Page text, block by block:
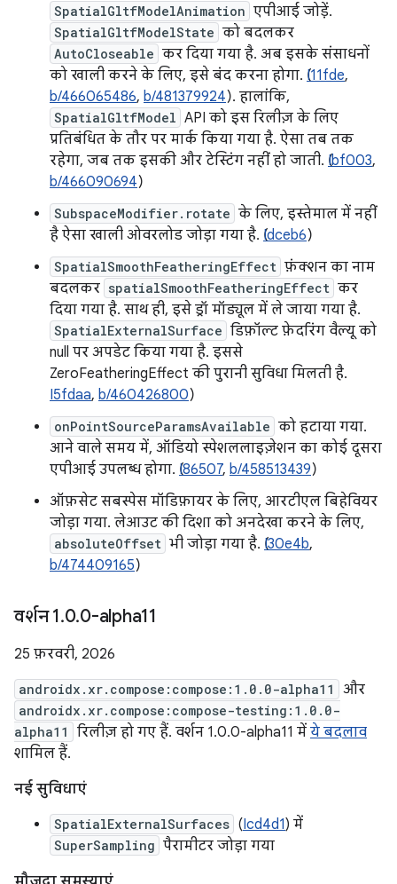
SpatialGltfModelAnimation एपीआई जोड़ें.
SpatialGltfModelState को बदलकर
AutoCloseable कर दिया गया है. अब इसके संसाधनों
को खाली करने के लिए, इसे बंद करना होगा. ( I11fde,
b/466065486, b/481379924). हालांकि,
SpatialGltfModel API को इस रिलीज़ के लिए
प्रतिबंधित के तौर पर मार्क किया गया है. ऐसा तब तक
रहेगा, जब तक इसकी और टेस्टिंग नहीं हो जाती. ( Ibf003,
b/466090694)
SubspaceModifier.rotate के लिए, इस्तेमाल में नहीं
है ऐसा खाली ओवरलोड जोड़ा गया है. ( Idceb6)
SpatialSmoothFeatheringEffect फ़ंक्शन का नाम
बदलकर spatialSmoothFeatheringEffect कर
दिया गया है. साथ ही, इसे ड्रॉ मॉड्यूल में ले जाया गया है.
SpatialExternalSurface डिफ़ॉल्ट फ़ेदरिंग वैल्यू को
null पर अपडेट किया गया है. इससे
ZeroFeatheringEffect की पुरानी सुविधा मिलती है.
I5fdaa, b/460426800)
onPointSourceParamsAvailable को हटाया गया.
आने वाले समय में, ऑडियो स्पेशललाइज़ेशन का कोई दूसरा
एपीआई उपलब्ध होगा. ( I86507, b/458513439)
ऑफ़सेट सबस्पेस मॉडिफ़ायर के लिए, आरटीएल बिहेवियर
जोड़ा गया. लेआउट की दिशा को अनदेखा करने के लिए,
absoluteOffset भी जोड़ा गया है. ( I30e4b,
b/474409165)
वर्शन 1.0.0-alpha11
25 फ़रवरी, 2026
androidx.xr.compose:compose:1.0.0-alpha11 और
androidx.xr.compose:compose-testing:1.0.0-
alpha11
रिलीज़ हो गए हैं. वर्शन 1.0.0-alpha11 में ये बदलाव
शामिल हैं.
नई सुविधाएं
SpatialExternalSurfaces (Icd4d1) में
SuperSampling पैरामीटर जोड़ा गया